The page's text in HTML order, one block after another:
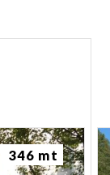
346 mt